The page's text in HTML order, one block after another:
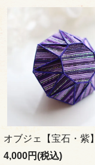
オブジェ【宝石・紫】
4,000円(税込)